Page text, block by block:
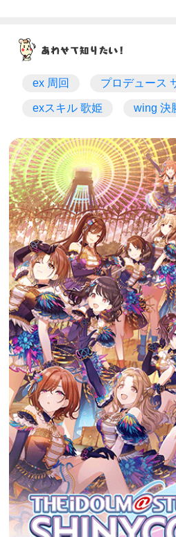
ex 周回 プロデュース
exスキル 歌姫 wing 決